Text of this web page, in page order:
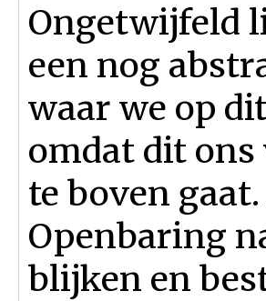
Ongetwijfeld
een nog
waar we op
omdat dit
te boven
Openbaring
blijken en